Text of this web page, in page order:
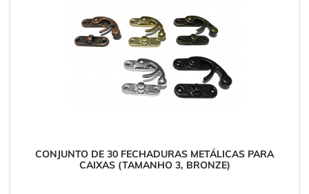
CONJUNTO DE 30 FECHADURAS METÁLICAS PARA
CAIXAS (TAMANHO 3, BRONZE)